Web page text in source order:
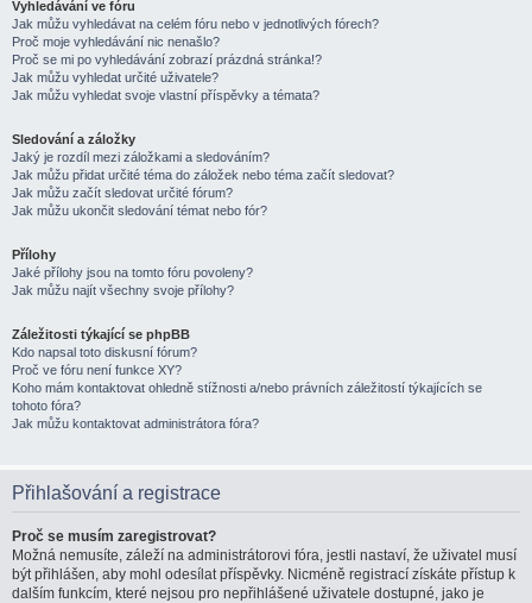
Vyhledávání ve fóru
Jak můžu vyhledávat na celém fóru nebo v jednotlivých fórech?
Proč moje vyhledávání nic nenašlo?
Proč se mi po vyhledávání zobrazí prázdná stránka!?
Jak můžu vyhledat určité uživatele?
Jak můžu vyhledat svoje vlastní příspěvky a témata?
Sledování a záložky
Jaký je rozdíl mezi záložkami a sledováním?
Jak můžu přidat určité téma do záložek nebo téma začít sledovat?
Jak můžu začít sledovat určité fórum?
Jak můžu ukončit sledování témat nebo fór?
Přílohy
Jaké přílohy jsou na tomto fóru povoleny?
Jak můžu najít všechny svoje přílohy?
Záležitosti týkající se phpBB
Kdo napsal toto diskusní fórum?
Proč ve fóru není funkce XY?
Koho mám kontaktovat ohledně stížnosti a/nebo právních záležitostí týkajících se
tohoto fóra?
Jak můžu kontaktovat administrátora fóra?
Přihlašování a registrace
Proč se musím zaregistrovat?
Možná nemusíte, záleží na administrátorovi fóra, jestli nastaví, že uživatel musí
být přihlášen, aby mohl odesílat příspěvky. Nicméně registrací získáte přístup k
dalším funkcím, které nejsou pro nepřihlášené uživatele dostupné, jako je